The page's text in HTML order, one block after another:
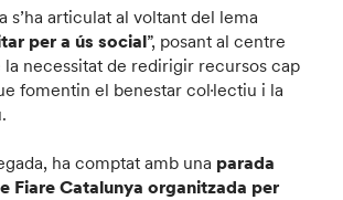
s’ha articulat al voltant del lema
per a ús social”, posant al centre
la necessitat de redirigir recursos cap
fomentin el benestar col·lectiu i la
ha comptat amb una parada
Fiare Catalunya organitzada per